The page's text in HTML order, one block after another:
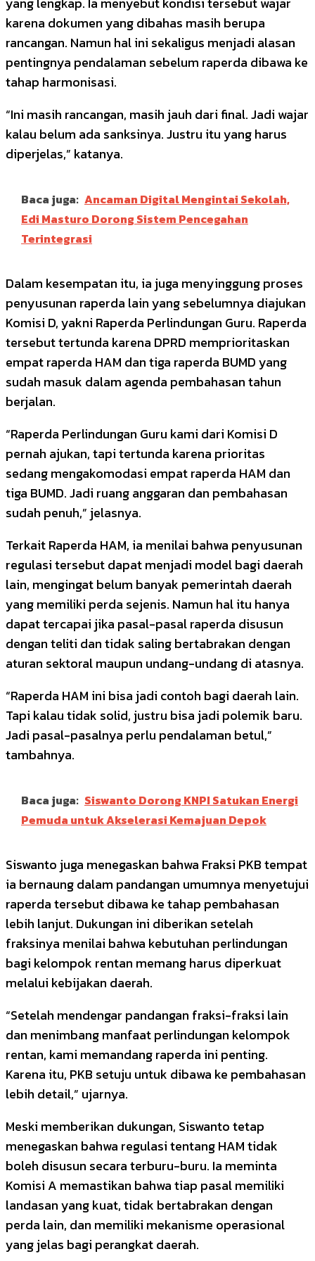
karena dokumen yang dibahas masih berupa
rancangan. Namun hal ini sekaligus menjadi alasan
pentingnya pendalaman sebelum raperda dibawa ke
tahap harmonisasi.
“Ini masih rancangan, masih jauh dari final. Jadi wajar
kalau belum ada sanksinya. Justru itu yang harus
diperjelas,” katanya.
Baca juga: Ancaman Digital Mengintai Sekolah,
Edi Masturo Dorong Sistem Pencegahan
Terintegrasi
Dalam kesempatan itu, ia juga menyinggung proses
penyusunan raperda lain yang sebelumnya diajukan
Komisi D, yakni Raperda Perlindungan Guru. Raperda
tersebut tertunda karena DPRD memprioritaskan
empat raperda HAM dan tiga raperda BUMD yang
sudah masuk dalam agenda pembahasan tahun
berjalan.
“Raperda Perlindungan Guru kami dari Komisi D
pernah ajukan, tapi tertunda karena prioritas
sedang mengakomodasi empat raperda HAM dan
tiga BUMD. Jadi ruang anggaran dan pembahasan
sudah penuh,” jelasnya.
Terkait Raperda HAM, ia menilai bahwa penyusunan
regulasi tersebut dapat menjadi model bagi daerah
lain, mengingat belum banyak pemerintah daerah
yang memiliki perda sejenis. Namun hal itu hanya
dapat tercapai jika pasal-pasal raperda disusun
dengan teliti dan tidak saling bertabrakan dengan
aturan sektoral maupun undang-undang di atasnya.
“Raperda HAM ini bisa jadi contoh bagi daerah lain.
Tapi kalau tidak solid, justru bisa jadi polemik baru.
Jadi pasal-pasalnya perlu pendalaman betul,”
tambahnya.
Baca juga: Siswanto Dorong KNPI Satukan Energi
Pemuda untuk Akselerasi Kemajuan Depok
Siswanto juga menegaskan bahwa Fraksi PKB tempat
ia bernaung dalam pandangan umumnya menyetujui
raperda tersebut dibawa ke tahap pembahasan
lebih lanjut. Dukungan ini diberikan setelah
fraksinya menilai bahwa kebutuhan perlindungan
bagi kelompok rentan memang harus diperkuat
melalui kebijakan daerah.
“Setelah mendengar pandangan fraksi-fraksi lain
dan menimbang manfaat perlindungan kelompok
rentan, kami memandang raperda ini penting.
Karena itu, PKB setuju untuk dibawa ke pembahasan
lebih detail,” ujarnya.
Meski memberikan dukungan, Siswanto tetap
menegaskan bahwa regulasi tentang HAM tidak
boleh disusun secara terburu-buru. Ia meminta
Komisi A memastikan bahwa tiap pasal memiliki
landasan yang kuat, tidak bertabrakan dengan
perda lain, dan memiliki mekanisme operasional
yang jelas bagi perangkat daerah.